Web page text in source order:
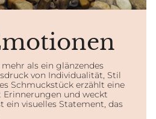
als ein glänzendes
von Individualität, Stil
Schmuckstück erzählt eine
Erinnerungen und weckt
ein visuelles Statement, das